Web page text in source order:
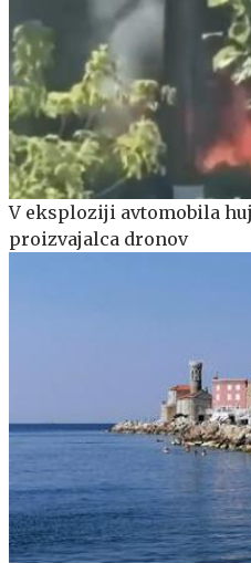
V eksploziji avtomobila
proizvajalca dronov